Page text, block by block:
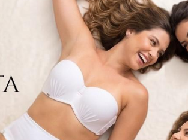
TODOS DE PROMOÇÕES